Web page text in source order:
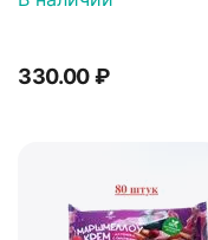
Нидерланды
330.00₽